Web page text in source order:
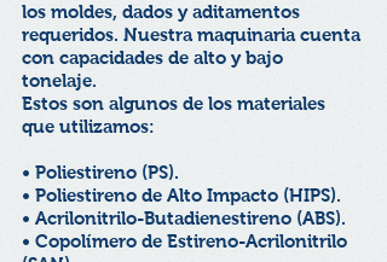
los moldes, dados y aditamentos
requeridos. Nuestra maquinaria cuenta
con capacidades de alto y bajo
tonelaje.
Estos son algunos de los materiales
que utilizamos:
• Poliestireno (PS).
• Poliestireno de Alto Impacto (HIPS).
• Acrilonitrilo-Butadienestireno (ABS).
• Copolímero de Estireno-Acrilonitrilo